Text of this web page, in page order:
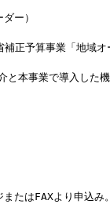
）
正予算事業「地域オ
本事業で導入した機
ジまたはFAXより